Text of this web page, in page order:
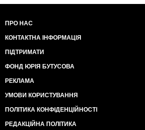
ПРО НАС
КОНТАКТНА ІНФОРМАЦІЯ
ПІДТРИМАТИ
ФОНД ЮРІЯ БУТУСОВА
РЕКЛАМА
УМОВИ КОРИСТУВАННЯ
ПОЛІТИКА КОНФІДЕНЦІЙНОСТІ
РЕДАКЦІЙНА ПОЛІТИКА